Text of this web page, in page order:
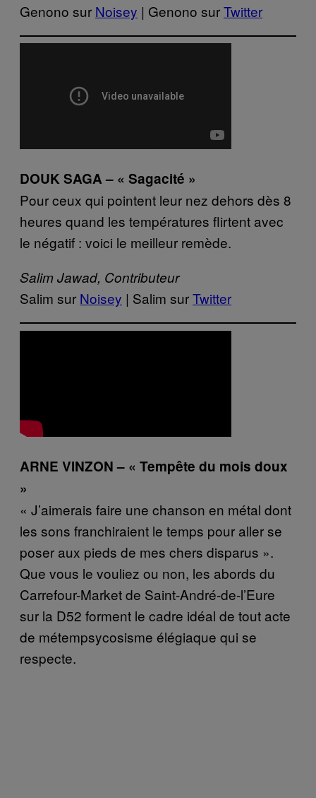
Genono sur Noisey | Genono surTwitter
DOUK SAGA – « Sagacité »
Pour ceux qui pointent leur nez dehors dès 8
heures quand les températures flirtent avec
le négatif : voici le meilleur remède.
Salim Jawad, Contributeur
Salim sur Noisey | Salim surTwitter
ARNE VINZON – « Tempête du mois doux
»
« J’aimerais faire une chanson en métal dont
les sons franchiraient le temps pour aller se
poser aux pieds de mes chers disparus ».
Que vous le vouliez ou non, les abords du
Carrefour-Market de Saint-André-de-l’Eure
sur la D52 forment le cadre idéal de tout acte
de métempsycosisme élégiaque qui se
respecte.